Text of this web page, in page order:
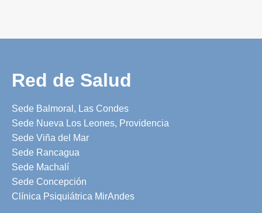
Red de Salud
Sede Balmoral, Las Condes
Sede Nueva Los Leones, Providencia
Sede Viña del Mar
Sede Rancagua
Sede Machalí
Sede Concepción
Clínica Psiquiátrica MirAndes